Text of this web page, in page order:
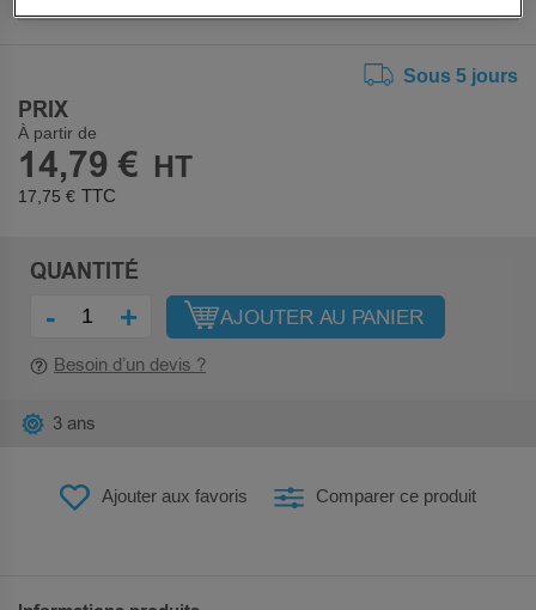
Sous 5 jours
PRIX
À partir de
14,79 €
17,75 €
QUANTITÉ
- + AJOUTER AU PANIER
Besoin d’un devis ?
Ajouter aux favoris Comparer ce produit
3 ans